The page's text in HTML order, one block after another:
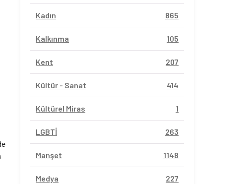
Kadın 865
Kalkınma 105
Kent 207
Kültür - Sanat 414
Kültürel Miras 1
LGBTİ 263
Manşet 1148
Medya 227